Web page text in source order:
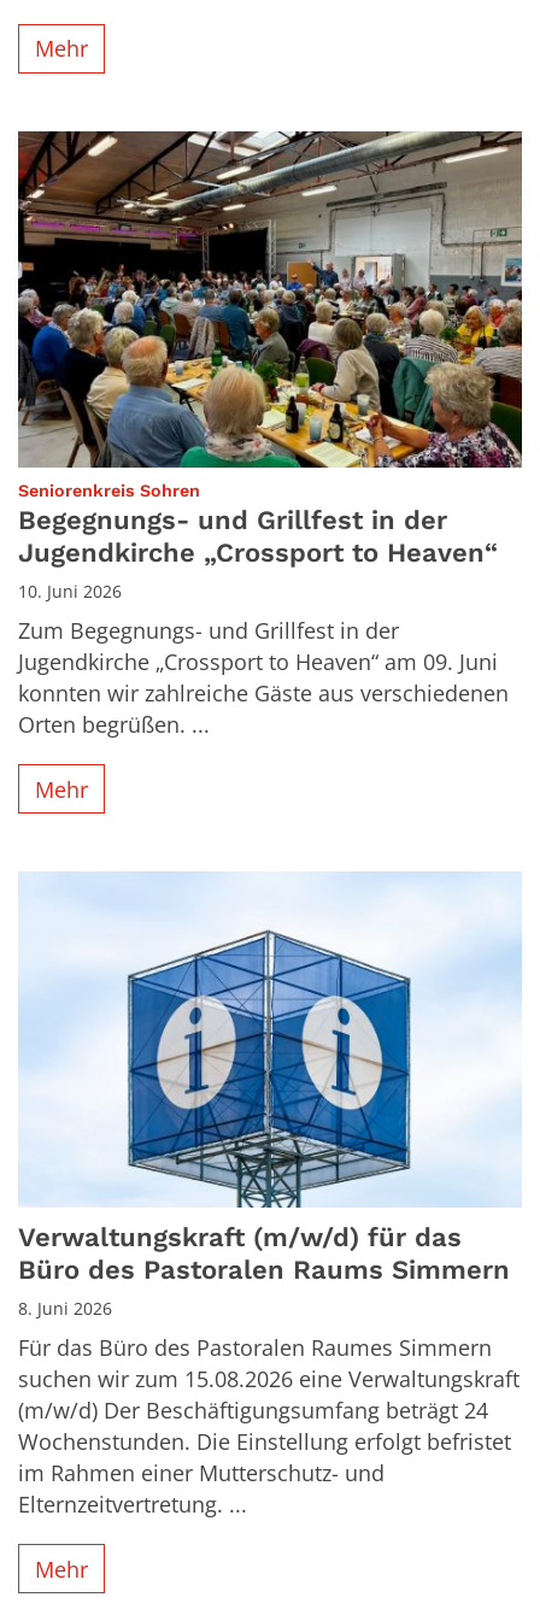
Mehr
Seniorenkreis Sohren
Begegnungs- und Grillfest in der
Jugendkirche „Crossport to Heaven“
10. Juni 2026
Zum Begegnungs- und Grillfest in der
Jugendkirche „Crossport to Heaven“ am 09. Juni
konnten wir zahlreiche Gäste aus verschiedenen
Orten begrüßen. ...
Mehr
Verwaltungskraft (m/w/d) für das
Büro des Pastoralen Raums Simmern
8. Juni 2026
Für das Büro des Pastoralen Raumes Simmern
suchen wir zum 15.08.2026 eine Verwaltungskraft
(m/w/d) Der Beschäftigungsumfang beträgt 24
Wochenstunden. Die Einstellung erfolgt befristet
im Rahmen einer Mutterschutz- und
Elternzeitvertretung. ...
Mehr